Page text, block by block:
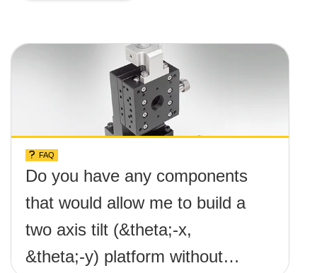
FAQ
Do you have any components
that would allow me to build a
two axis tilt (&theta;-x,
&theta;-y) platform without